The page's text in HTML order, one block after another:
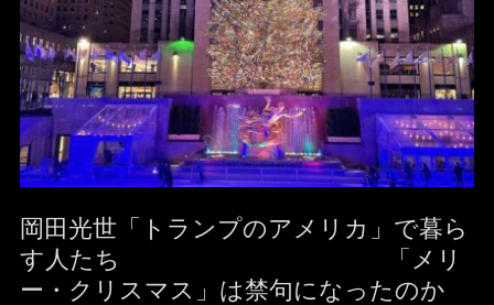
岡田光世「トランプのアメリカ」で暮ら
す人たち 「メリ
ー・クリスマス」は禁句になったのか